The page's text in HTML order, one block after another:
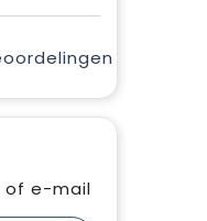
of e-mail